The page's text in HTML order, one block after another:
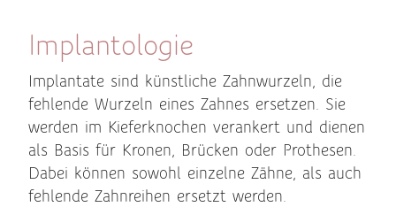
Implantologie
Implantate sind künstliche Zahnwurzeln, die
fehlende Wurzeln eines Zahnes ersetzen. Sie
werden im Kieferknochen verankert und dienen
als Basis für Kronen, Brücken oder Prothesen.
Dabei können sowohl einzelne Zähne, als auch
fehlende Zahnreihen ersetzt werden.